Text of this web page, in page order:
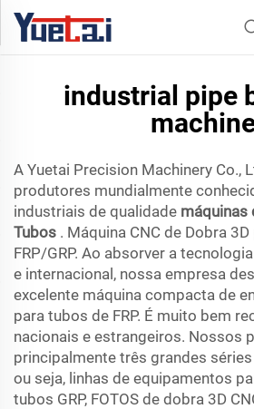
industrial pipe
A Yuetai Precision Machinery Co.,
produtores mundialmente
industriais de qualidade máquinas
Tubos . Máquina CNC de Dobra
FRP/GRP. Ao absorver a
e internacional, nossa empresa
excelente máquina compacta de
para tubos de FRP. É muito bem
nacionais e estrangeiros. Nossos
principalmente três grandes
ou seja, linhas de equipamentos
tubos GRP, FOTOS de dobra 3D